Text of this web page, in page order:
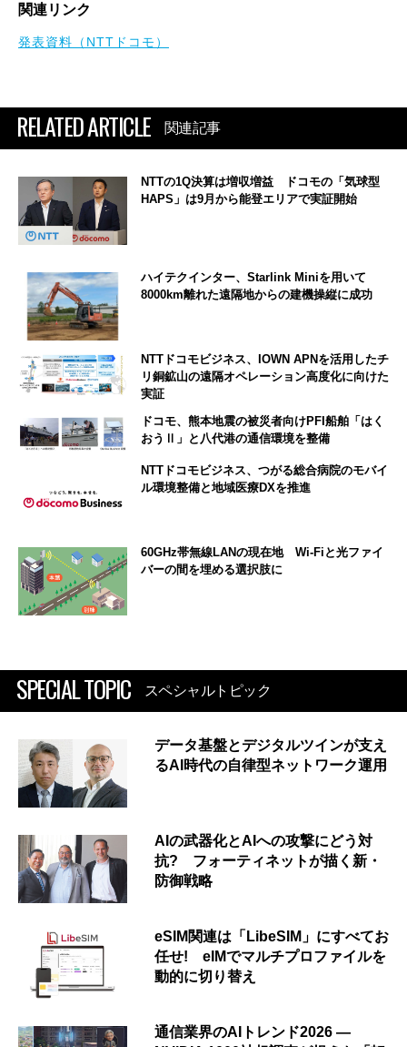
関連リンク
発表資料（NTTドコモ）
RELATED ARTICLE 関連記事
NTTの1Q決算は増収増益 ドコモの「気球型
HAPS」は9月から能登エリアで実証開始
ハイテクインター、Starlink Miniを用いて
8000km離れた遠隔地からの建機操縦に成功
NTTドコモビジネス、IOWN APNを活用したチ
リ銅鉱山の遠隔オペレーション高度化に向けた
実証
ドコモ、熊本地震の被災者向けPFI船舶「はく
おうⅡ」と八代港の通信環境を整備
NTTドコモビジネス、つがる総合病院のモバイ
ル環境整備と地域医療DXを推進
60GHz帯無線LANの現在地 Wi-Fiと光ファイ
バーの間を埋める選択肢に
SPECIAL TOPIC スペシャルトピック
データ基盤とデジタルツインが支え
るAI時代の自律型ネットワーク運用
AIの武器化とAIへの攻撃にどう対
抗? フォーティネットが描く新・
防御戦略
eSIM関連は「LibeSIM」にすべてお
任せ! eIMでマルチプロファイルを
動的に切り替え
通信業界のAIトレンド2026 ―